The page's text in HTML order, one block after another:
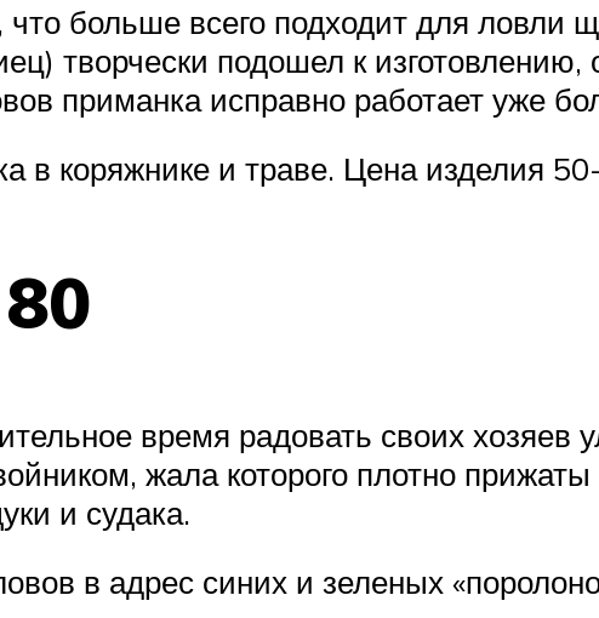
больше всего подходит для ловли
творчески подошел к изготовлению,
приманка исправно работает уже
в коряжнике и траве. Цена изделия
время радовать своих хозяев
жала которого плотно
и судака.
в адрес синих и зеленых